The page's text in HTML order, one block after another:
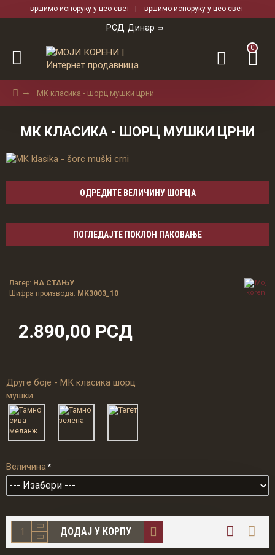
вршимо испоруку у цео свет | вршимо испоруку у цео свет
РСД Динар
0
МК класика - шорц мушки црни
МК КЛАСИКА - ШОРЦ МУШКИ ЦРНИ
ОДРЕДИТЕ ВЕЛИЧИНУ ШОРЦА
ПОГЛЕДАЈТЕ ПОКЛОН ПАКОВАЊЕ
2.890,00 РСД
Лагер: НА СТАЊУ
Шифра производа: MK3003_10
Друге боје - МК класика шорц
мушки
Величина
ДОДАЈ У КОРПУ